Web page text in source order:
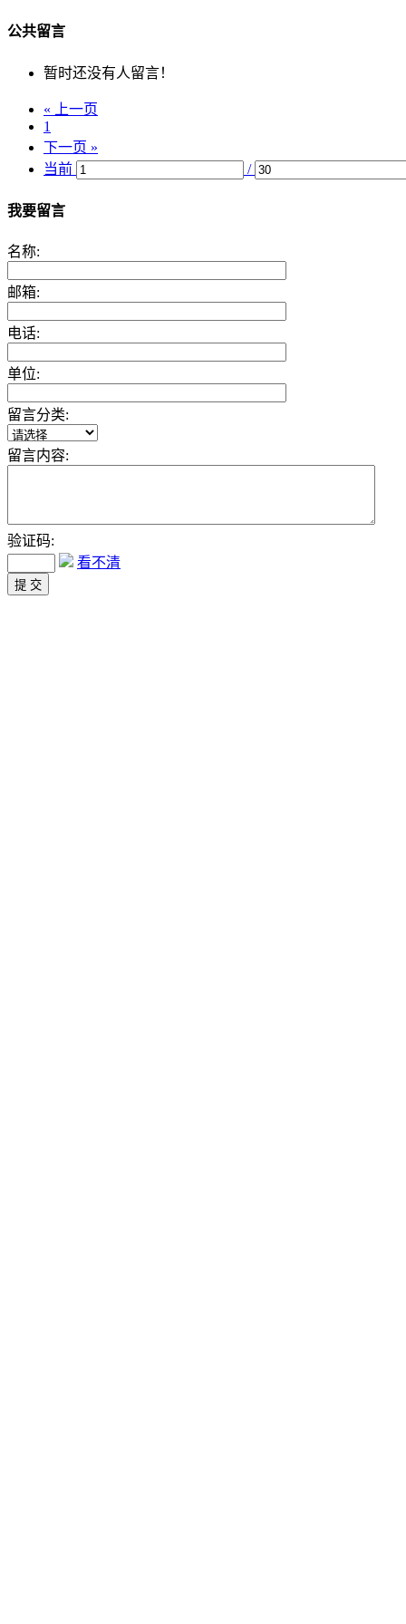
公共留言
暂时还没有人留言！
« 上一页
1
下一页 »
当前
/
我要留言
名称:
邮箱:
电话:
单位:
留言分类:
留言内容:
验证码:
看不清